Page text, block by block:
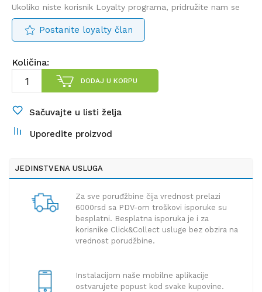
Ukoliko niste korisnik Loyalty programa, pridružite nam se
Postanite loyalty član
Količina:
DODAJ U KORPU
Sačuvajte u listi želja
Uporedite proizvod
JEDINSTVENA USLUGA
Za sve poruđžbine čija vrednost prelazi
6000rsd sa PDV-om troškovi isporuke su
besplatni. Besplatna isporuka je i za
korisnike Click&Collect usluge bez obzira na
vrednost porudžbine.
Instalacijom naše mobilne aplikacije
ostvarujete popust kod svake kupovine.